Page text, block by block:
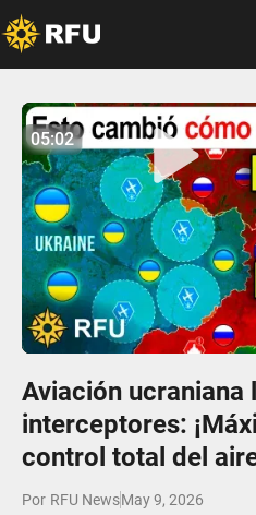
Play
05:02
No items found.
05:02
Aviación ucraniana
interceptores:
control total del
Por RFU NewsMay 9, 2026